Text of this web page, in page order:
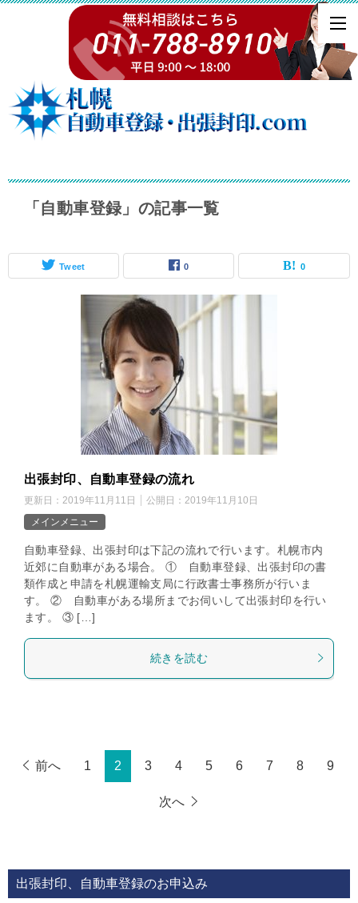
「自動車登録」の記事一覧
Tweet 0 0
出張封印、自動車登録の流れ
更新日： 2019年11月11日 公開日： 2019年11月10日
メインメニュー
自動車登録、出張封印は下記の流れで行います。札幌市内
近郊に自動車がある場合。 ① 自動車登録、出張封印の書
類作成と申請を札幌運輸支局に行政書士事務所が行いま
す。 ② 自動車がある場所までお伺いして出張封印を行い
ます。 ③ […]
続きを読む
前へ 1 2 3 4 5 6 7 8 9
次へ
出張封印、自動車登録のお申込み